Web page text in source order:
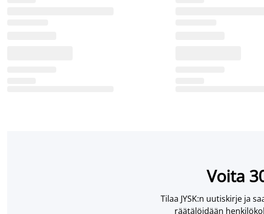
Voita
Tilaa JYSK:n uutiskirje ja
räätälöidään